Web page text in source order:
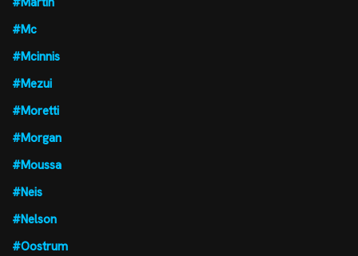
#Mc
#Mcinnis
#Mezui
#Moretti
#Morgan
#Moussa
#Neis
#Nelson
#Oostrum